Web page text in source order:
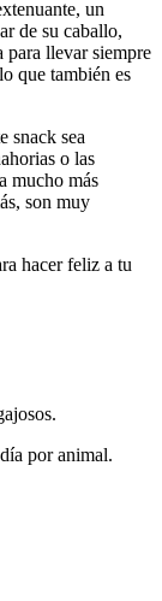
un
de su caballo,
para llevar siempre
que también es
snack sea
o las
mucho más
son muy
hacer feliz a tu
por animal.